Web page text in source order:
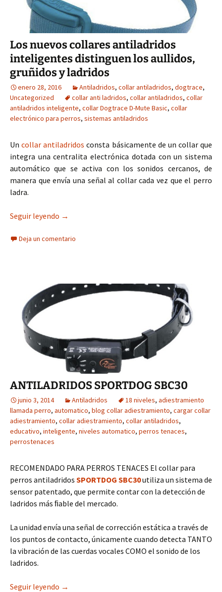
Los nuevos collares antiladridos
inteligentes distinguen los aullidos,
gruñidos y ladridos
enero 28, 2016 Antiladridos, collar antiladridos, dogtrace,
Uncategorized
collar anti ladridos, collar antiladridos, collar
antiladridos inteligente, collar Dogtrace D-Mute Basic, collar
electrónico para perros, sistemas antiladridos
Uncollar antiladridos consta básicamente de un collar que
integra una centralita electrónica dotada con un sistema
automático que se activa con los sonidos cercanos, de
manera que envía una señal al collar cada vez que el perro
ladra.
Seguir leyendo Los nuevos collares antiladridos inteligentes
→
Deja un comentario
ANTILADRIDOS SPORTDOG SBC30
junio 3, 2014 Antiladridos 18 niveles, adiestramiento
llamada perro, automatico, blog collar adiestramiento, cargar collar
adiestramiento, collar adiestramiento, collar antiladridos,
educativo, inteligente, niveles automatico, perros tenaces,
perrostenaces
RECOMENDADO PARA PERROS TENACES El collar para
perros antiladridos SPORTDOG SBC30utiliza un sistema de
sensor patentado, que permite contar con la detección de
ladridos más ﬁable del mercado.
La unidad envía una señal de corrección estática a través de
los puntos de contacto, únicamente cuando detecta TANTO
la vibración de las cuerdas vocales COMO el sonido de los
ladridos.
Seguir leyendo ANTILADRIDOS SPORTDOG SBC30
→